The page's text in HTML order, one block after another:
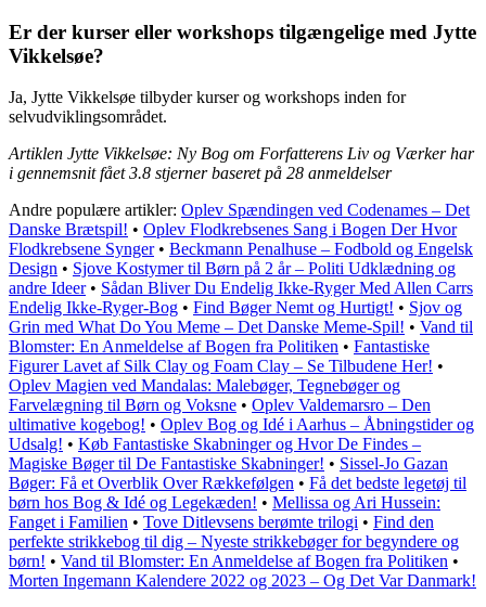
Er der kurser eller workshops tilgængelige med Jytte
Vikkelsøe?
Ja, Jytte Vikkelsøe tilbyder kurser og workshops inden for
selvudviklingsområdet.
Artiklen Jytte Vikkelsøe: Ny Bog om Forfatterens Liv og Værker har
i gennemsnit fået3.8 stjerner baseret på 28 anmeldelser
Andre populære artikler: Oplev Spændingen ved Codenames – Det
Danske Brætspil! • Oplev Flodkrebsenes Sang i Bogen Der Hvor
Flodkrebsene Synger• Beckmann Penalhuse – Fodbold og Engelsk
Design • Sjove Kostymer til Børn på 2 år – Politi Udklædning og
andre Ideer• Sådan Bliver Du Endelig Ikke-Ryger Med Allen Carrs
Endelig Ikke-Ryger-Bog • Find Bøger Nemt og Hurtigt! • Sjov og
Grin med What Do You Meme – Det Danske Meme-Spil! • Vand til
Blomster: En Anmeldelse af Bogen fra Politiken • Fantastiske
Figurer Lavet af Silk Clay og Foam Clay – Se Tilbudene Her! •
Oplev Magien ved Mandalas: Malebøger, Tegnebøger og
Farvelægning til Børn og Voksne • Oplev Valdemarsro – Den
ultimative kogebog! • Oplev Bog og Idé i Aarhus – Åbningstider og
Udsalg! • Køb Fantastiske Skabninger og Hvor De Findes –
Magiske Bøger til De Fantastiske Skabninger! • Sissel-Jo Gazan
Bøger: Få et Overblik Over Rækkefølgen • Få det bedste legetøj til
børn hos Bog & Idé og Legekæden! • Mellissa og Ari Hussein:
Fanget i Familien • Tove Ditlevsens berømte trilogi • Find den
perfekte strikkebog til dig – Nyeste strikkebøger for begyndere og
børn! • Vand til Blomster: En Anmeldelse af Bogen fra Politiken •
Morten Ingemann Kalendere 2022 og 2023 – Og Det Var Danmark!